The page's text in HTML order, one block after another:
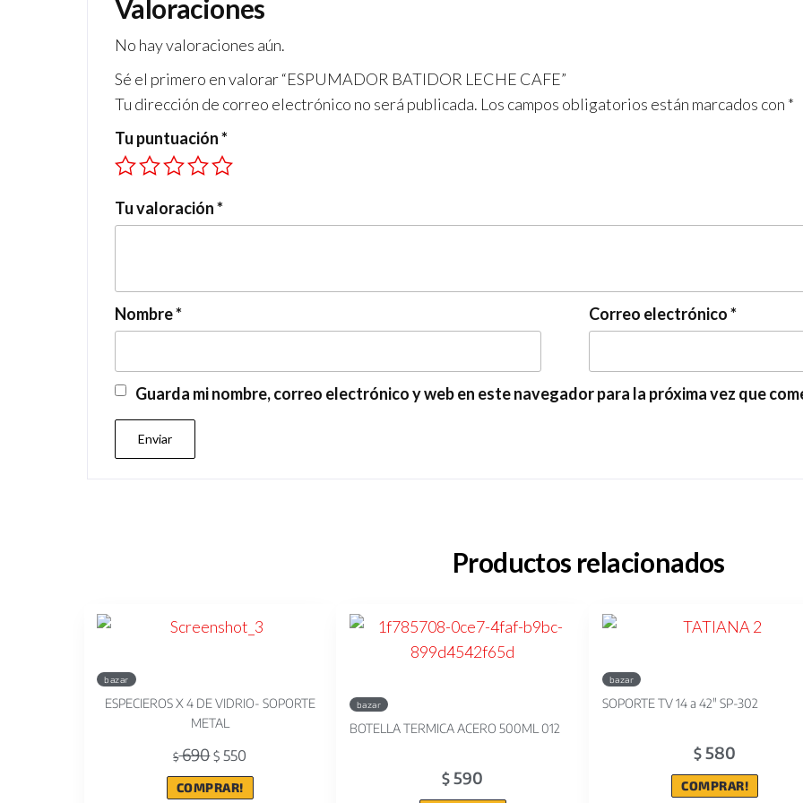
Valoraciones
No hay valoraciones aún.
Sé el primero en valorar “ESPUMADOR BATIDOR LECHE CAFE”
Tu dirección de correo electrónico no será publicada. Los campos obligatorios están marcados con *
Tu puntuación*
Tu valoración*
Nombre* Correo electrónico*
Guarda mi nombre, correo electrónico y web en este navegador para la próxima vez que
Productos relacionados
bazar
ESPECIEROS X 4 DE VIDRIO- SOPORTE
METAL
$690 $ 550
COMPRAR!
bazar
BOTELLA TERMICA ACERO 500ML 012
$ 590
bazar
SOPORTE TV 14 a 42" SP-302
$ 580
COMPRAR!